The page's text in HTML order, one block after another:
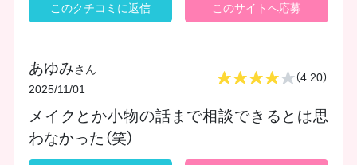
このクチコミに返信 このサイトへ応募
あゆみさん
2025/11/01
（4.20）
メイクとか小物の話まで相談できるとは思
わなかった（笑）